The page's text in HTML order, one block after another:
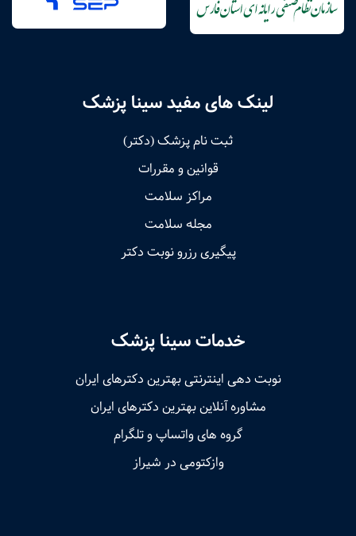
لینک های مفید سینا پزشک
ثبت نام پزشک (دکتر)
قوانین و مقررات
مراکز سلامت
مجله سلامت
پیگیری رزرو نوبت دکتر
خدمات سینا پزشک
نوبت‌ دهی اینترنتی بهترین دکترهای ایران
مشاوره آنلاین بهترین دکترهای ایران
گروه های واتساپ و تلگرام
وازکتومی در شیراز